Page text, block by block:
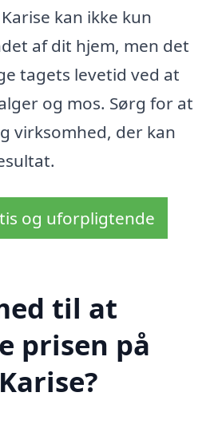
kan ikke kun
af dit hjem, men det
tagets levetid ved at
og mos. Sørg for at
virksomhed, der kan
og uforpligtende
til at
prisen på